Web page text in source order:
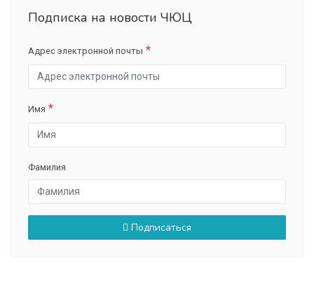
Подписка на новости ЧЮЦ
Адрес электронной почты
Имя
Фамилия
Подписаться